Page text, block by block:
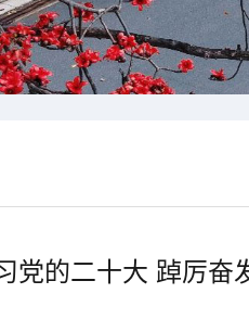
党的二十大 踔厉